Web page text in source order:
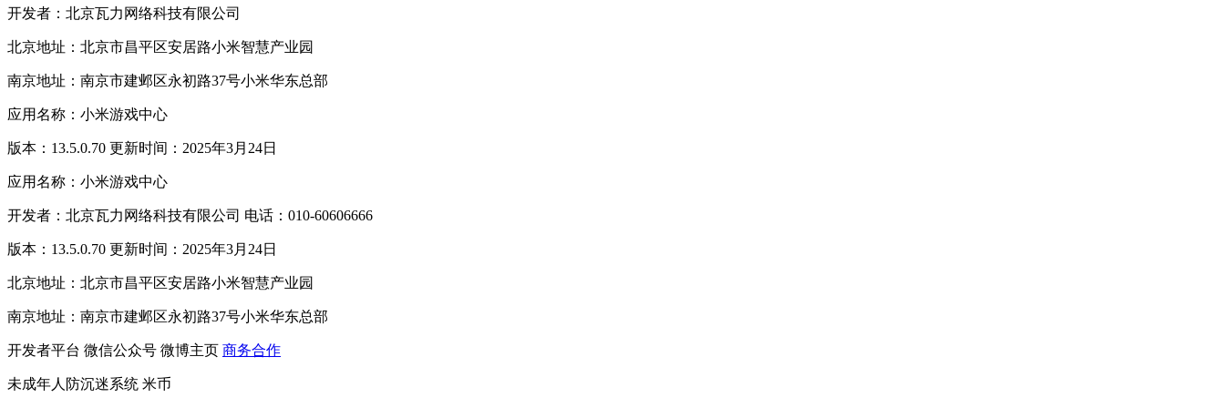
开发者：北京瓦力网络科技有限公司
北京地址：北京市昌平区安居路小米智慧产业园
南京地址：南京市建邺区永初路37号小米华东总部
应用名称：小米游戏中心
版本：13.5.0.70 更新时间：2025年3月24日
应用名称：小米游戏中心
开发者：北京瓦力网络科技有限公司 电话：010-60606666
版本：13.5.0.70 更新时间：2025年3月24日
北京地址：北京市昌平区安居路小米智慧产业园
南京地址：南京市建邺区永初路37号小米华东总部
开发者平台 微信公众号 微博主页 商务合作
未成年人防沉迷系统 米币